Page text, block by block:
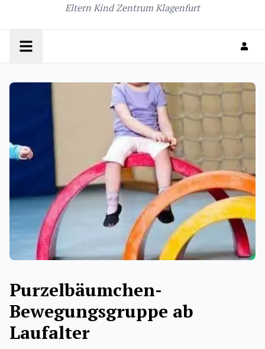
Eltern Kind Zentrum Klagenfurt
Purzelbäumchen-
Bewegungsgruppe ab
Laufalter